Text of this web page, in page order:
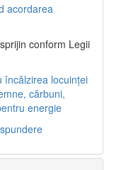
acordarea
conform Legii
încălzirea locuinței
cărbuni,
energie